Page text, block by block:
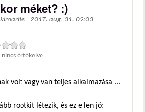
méket? :)
kimarite - 2017. aug. 31. 09:03
nincs értékelve
volt vagy van teljes alkalmazása ...
rootkit létezik, és ez ellen jó: